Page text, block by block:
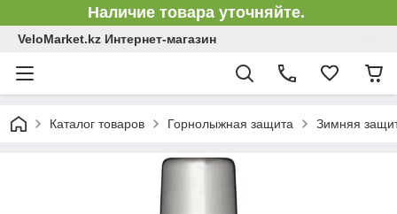
Наличие товара уточняйте.
VeloMarket.kz Интернет-магазин
Каталог товаров Горнолыжная защита Зимняя